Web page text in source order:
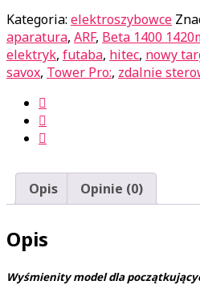
1400
RTF
Kategoria: elektroszybowce
aparatura, ARF, Beta 1400
elektryk, futaba, hitec, nowy
savox, Tower Pro:, zdalnie
Opis Opinie (0)
Opis
Wyśmienity model dla